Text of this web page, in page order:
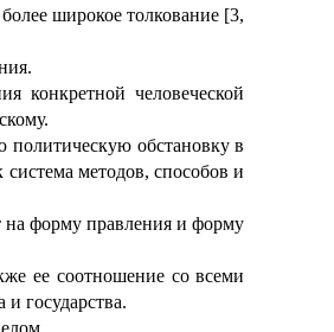
широкое толкование [3,
конкретной человеческой
политическую обстановку в
методов, способов и
на форму правления и форму
ее соотношение со всеми
государства.